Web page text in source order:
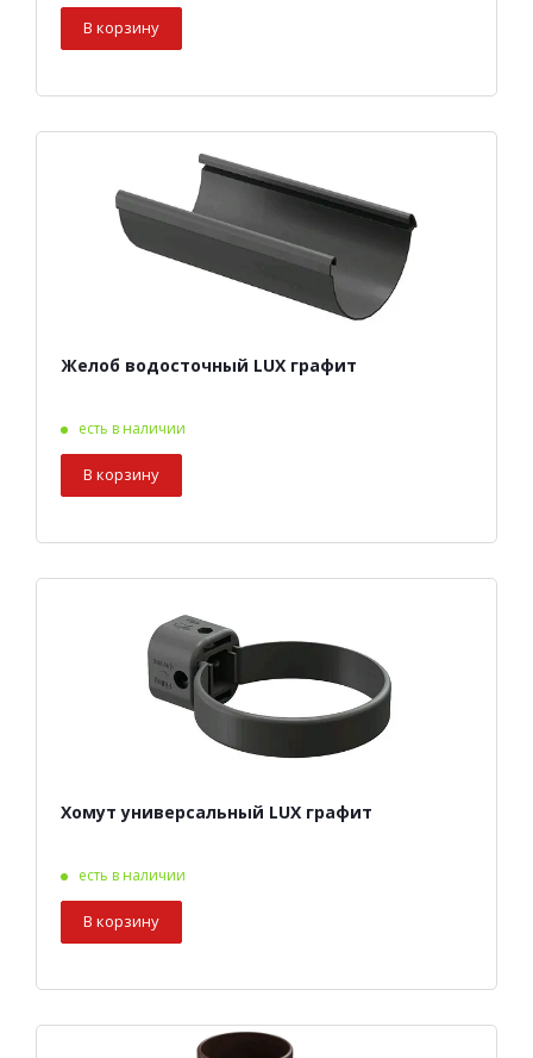
В корзину
Желоб водосточный LUX графит
есть в наличии
В корзину
Хомут универсальный LUX графит
есть в наличии
В корзину